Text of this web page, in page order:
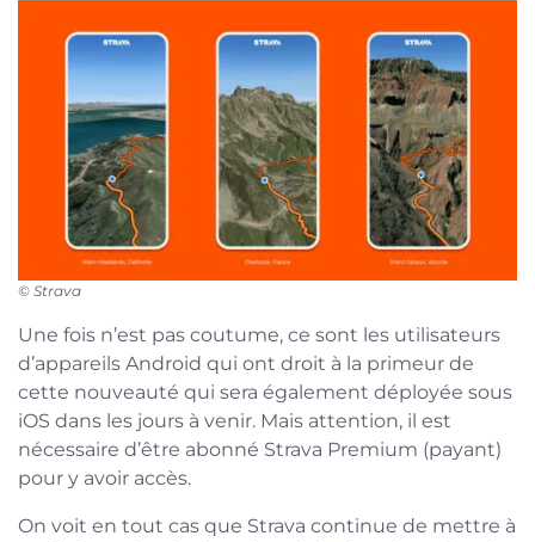
© Strava
Une fois n’est pas coutume, ce sont les utilisateurs
d’appareils Android qui ont droit à la primeur de
cette nouveauté qui sera également déployée sous
iOS dans les jours à venir. Mais attention, il est
nécessaire d’être abonné Strava Premium (payant)
pour y avoir accès.
On voit en tout cas que Strava continue de mettre à